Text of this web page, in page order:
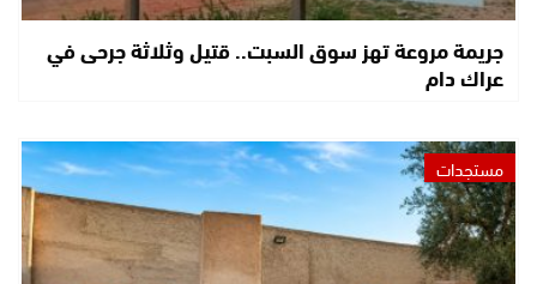
جريمة مروعة تهز سوق السبت.. قتيل وثلاثة جرحى في
عراك دام
مستجدات